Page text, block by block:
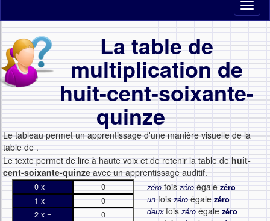
La table de
multiplication de
huit-cent-soixante-
quinze
Le tableau permet un apprentissage d'une manière visuelle de la
table de .
Le texte permet de lire à haute voix et de retenir la table de huit-
cent-soixante-quinzeavec un apprentissage auditif.
0 x =
0
1 x =
0
2 x =
0
zérofoiszéroégalezéro
un foiszéro égale zéro
deuxfoiszéroégalezéro